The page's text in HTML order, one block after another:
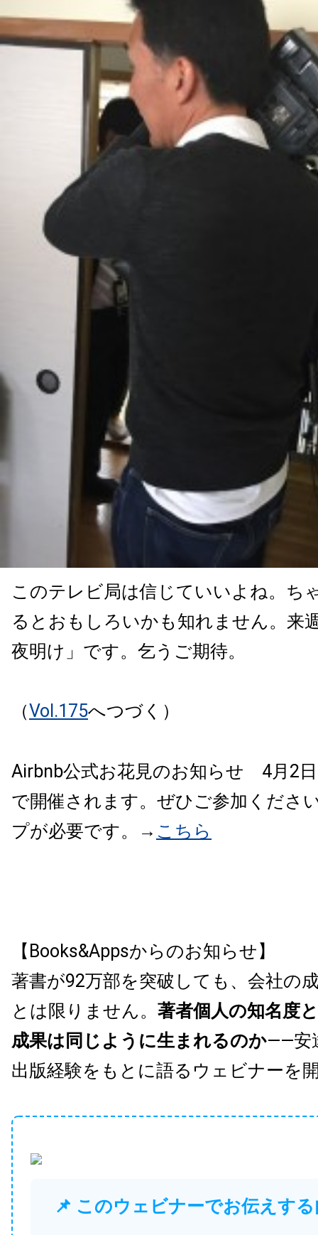
このテレビ局は信じていいよね。ち
るとおもしろいかも知れません。来
夜明け」です。乞うご期待。
（Vol.175へつづく）
Airbnb公式お花見のお知らせ 4月2日
で開催されます。ぜひご参加くださ
プが必要です。→ こちら
【Books&Appsからのお知らせ】
著書が92万部を突破しても、会社の
とは限りません。 著者個人の知名度
成果は同じように生まれるのか——安
出版経験をもとに語るウェビナーを
📌 このウェビナーでお伝えす